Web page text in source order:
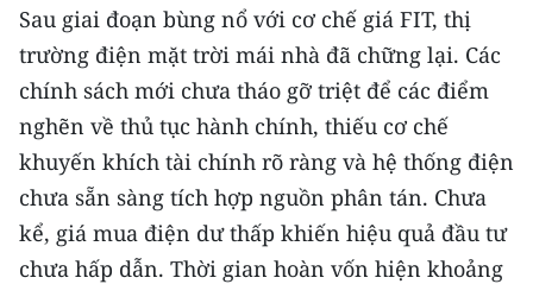
Sau giai đoạn bùng nổ với cơ chế giá FIT, thị
trường điện mặt trời mái nhà đã chững lại. Các
chính sách mới chưa tháo gỡ triệt để các điểm
nghẽn về thủ tục hành chính, thiếu cơ chế
khuyến khích tài chính rõ ràng và hệ thống điện
chưa sẵn sàng tích hợp nguồn phân tán. Chưa
kể, giá mua điện dư thấp khiến hiệu quả đầu tư
chưa hấp dẫn. Thời gian hoàn vốn hiện khoảng